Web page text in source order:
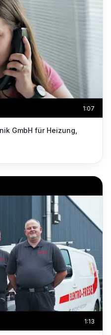
1:07
GmbH für Heizung,
1:13